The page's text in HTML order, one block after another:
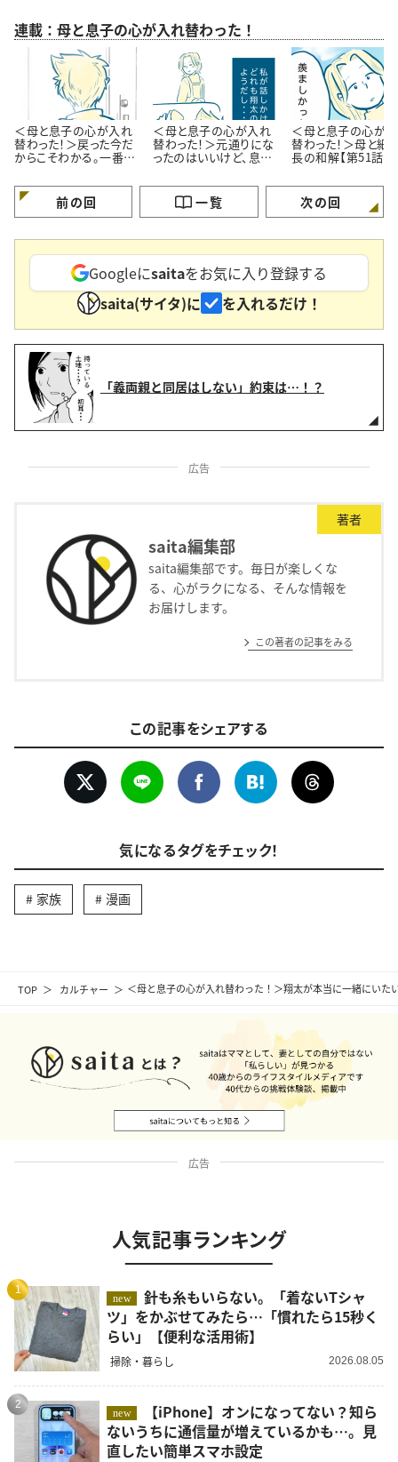
TOP カルチャー ＜母と息子の心が入れ替わった！＞翔太が本当に一緒にい
連載：母と息子の心が入れ替わった！
＜母と息子の心が入れ
替わった！＞戻った今だ
からこそわかる。一番大
話】
＜母と息子の心が入れ
替わった！＞元通りにな
ったのはいいけど、息子
話まんが】
＜母と息子の心が
替わった！＞母と細
長の和解【第51話ま
前の回 一覧 次の回
Googleにsaitaをお気に入り登録する
saita(サイタ)に
を入れるだけ！
「義両親と同居はしない」約束は…！？
広告
著者
saita編集部
saita編集部です。毎日が楽しくな
る、心がラクになる、そんな情報を
お届けします。
この著者の記事をみる
この記事をシェアする
気になるタグをチェック！
家族 漫画
広告
人気記事ランキング
1
new
針も糸もいらない。「着ないTシャ
ツ」をかぶせてみたら…「慣れたら15秒く
らい」【便利な活用術】
掃除・暮らし 2026.08.05
2
new
ないうちに通信量が増えているかも…。見
直したい簡単スマホ設定